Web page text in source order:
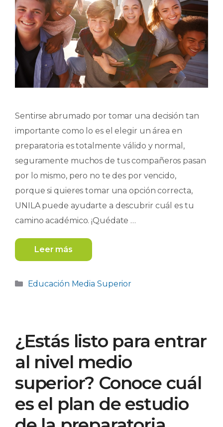
Sentirse abrumado por tomar una decisión tan
importante como lo es el elegir un área en
preparatoria es totalmente válido y normal,
seguramente muchos de tus compañeros pasan
por lo mismo, pero no te des por vencido,
porque si quieres tomar una opción correcta,
UNILA puede ayudarte a descubrir cuál es tu
camino académico. ¡Quédate …
Leer más
Categorías
Educación Media Superior
¿Estás listo para entrar
al nivel medio
superior? Conoce cuál
es el plan de estudio